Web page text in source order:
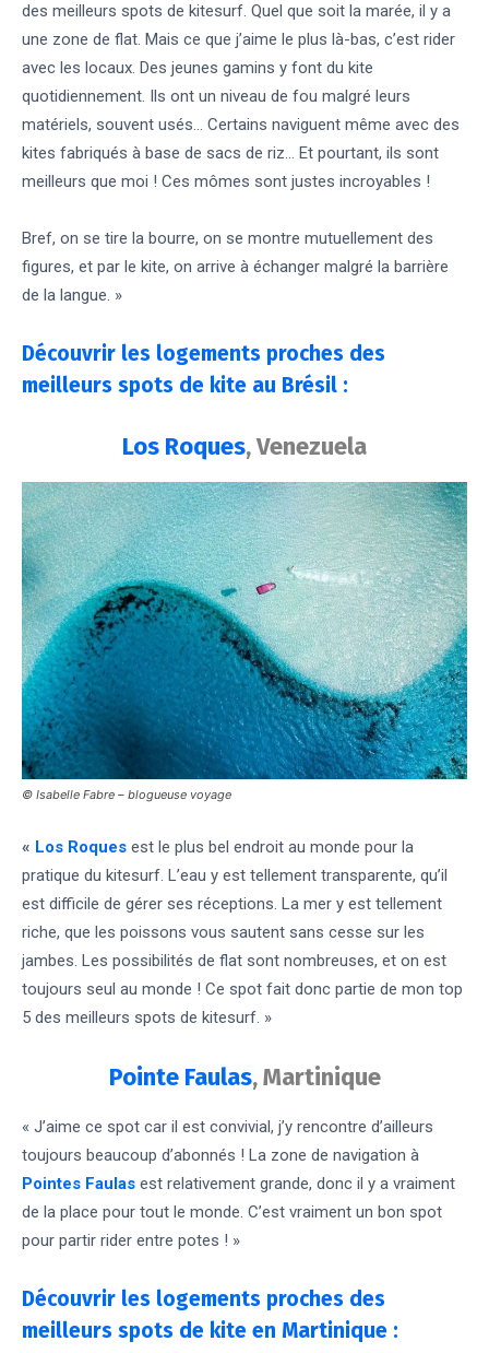
des meilleurs spots de kitesurf. Quel que soit la marée, il y a
une zone de flat. Mais ce que j’aime le plus là-bas, c’est rider
avec les locaux. Des jeunes gamins y font du kite
quotidiennement. Ils ont un niveau de fou malgré leurs
matériels, souvent usés… Certains naviguent même avec des
kites fabriqués à base de sacs de riz… Et pourtant, ils sont
meilleurs que moi ! Ces mômes sont justes incroyables !
Bref, on se tire la bourre, on se montre mutuellement des
figures, et par le kite, on arrive à échanger malgré la barrière
de la langue. »
Découvrir les logements proches des
meilleurs spots de kite au Brésil :
Los Roques, Venezuela
© Isabelle Fabre – blogueuse voyage
« Los Roques est le plus bel endroit au monde pour la
pratique du kitesurf. L’eau y est tellement transparente, qu’il
est difficile de gérer ses réceptions. La mer y est tellement
riche, que les poissons vous sautent sans cesse sur les
jambes. Les possibilités de flat sont nombreuses, et on est
toujours seul au monde ! Ce spot fait donc partie de mon top
5 des meilleurs spots de kitesurf. »
Pointe Faulas, Martinique
« J’aime ce spot car il est convivial, j’y rencontre d’ailleurs
toujours beaucoup d’abonnés ! La zone de navigation à
Pointes Faulas est relativement grande, donc il y a vraiment
de la place pour tout le monde. C’est vraiment un bon spot
pour partir rider entre potes ! »
Découvrir les logements proches des
meilleurs spots de kite en Martinique :